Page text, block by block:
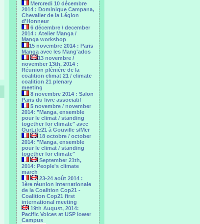
Mercredi 10 décembre
2014 : Dominique Campana,
Chevalier de la Légion
d'Honneur
6 décembre / december
2014 : Atelier Manga /
Manga workshop
15 novembre 2014 : Paris
Manga avec les Mang'ados
13 novembre /
november 13th, 2014 :
Réunion plénière de la
coalition climat 21 / climate
coalition 21 plenary
meeting
8 novembre 2014 : Salon
Paris du livre associatif
5 novembre / november
2014: "Manga, ensemble
pour le climat / standing
together for climate" avec
OurLife21 à Gouville s/Mer
18 octobre / october
2014: "Manga, ensemble
pour le ‎climat / standing
together for climate"
September 21th,
2014: People's climate
march
23-24 août 2014 :
1ère réunion internationale
de la Coalition Cop21 -
Coalition Cop21 first
international meeting
19th August, 2014:
Pacific Voices at USP lower
Campus